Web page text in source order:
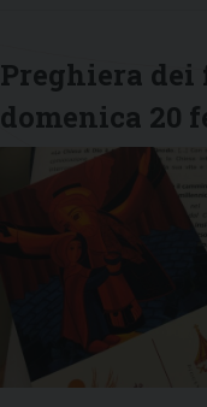
di
Preghiera
domenica 20